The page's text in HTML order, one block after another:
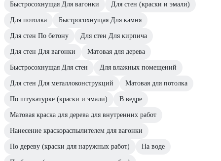
Быстросохнущая Для вагонки Для стен (краски и эмали)
Для потолка Быстросохнущая Для камня
Для стен По бетону Для стен Для кирпича
Для стен Для вагонки Матовая для дерева
Быстросохнущая Для стен Для влажных помещений
Для стен Для металлоконструкций Матовая для потолка
По штукатурке (краски и эмали) В ведре
Матовая краска для дерева для внутренних работ
Нанесение краскораспылителем для вагонки
По дереву (краски для наружных работ) На воде